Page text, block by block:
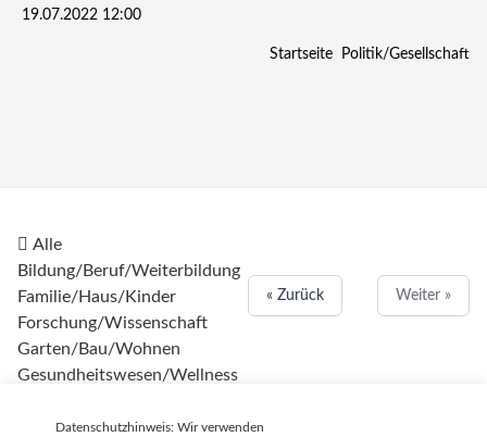
19.07.2022 12:00
Startseite Politik/Gesellschaft
Alle
Bildung/Beruf/Weiterbildung
Familie/Haus/Kinder
Forschung/Wissenschaft
Garten/Bau/Wohnen
Gesundheitswesen/Wellness
Immobilien
« Zurück Weiter »
Datenschutzhinweis: Wir verwenden